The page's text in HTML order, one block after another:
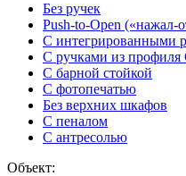
Без ручек
Push-to-Open («нажал-
С интегрированными
С ручками из профиля
С барной стойкой
С фотопечатью
Без верхних шкафов
С пеналом
С антресолью
Объект: